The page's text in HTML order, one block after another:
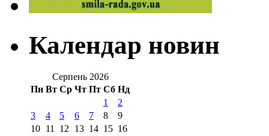
Календар новин
Серпень 2026
Пн Вт Ср Чт Пт Сб Нд
1
2
3
4 5 6 7 8
9
10 11 12 13 14 15 16